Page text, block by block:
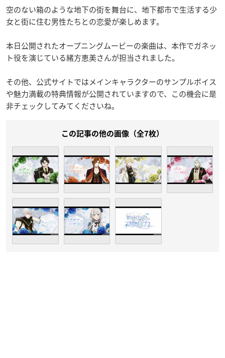
空のない箱のような地下の街を舞台に、地下都市で生活する少
女と街に住む男性たちとの恋愛が楽しめます。
本日公開されたオープニングムービーの楽曲は、本作でガネッ
ト役を演じている緒方恵美さんが担当されました。
その他、公式サイトではメインキャラクターのサンプルボイス
や魅力満載の特典情報が公開されていますので、この機会に是
非チェックしてみてくださいね。
この記事の他の画像（全7枚）